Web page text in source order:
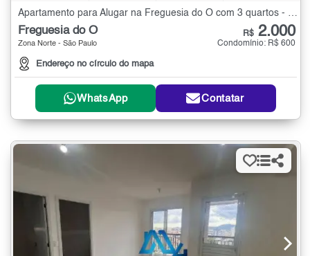
Apartamento para Alugar na Freguesia do Ó com 3 quartos - 170 m²
Freguesia do Ó
Zona Norte - São Paulo
Endereço no círculo do mapa
R$ 2.000
Condomínio: R$ 600
WhatsApp Contatar